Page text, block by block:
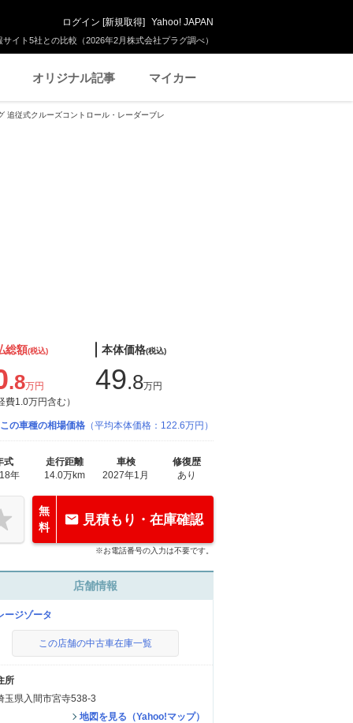
イト5社との比較（2026年2月株式会社プラグ調べ）
ログイン [新規取得] Yahoo! JAPAN
オリジナル記事 マイカー
追従式クルーズコントロール・レーダーブレ
総額(税込)
.8万円
費1.0万円含む）
本体価格(税込)
49.8万円
この車種の相場価格 （平均本体価格：122.6万円）
式
年
走行距離
14.0万km
車検
2027年1月
修復歴
あり
無
料
見積もり・在庫確認
※お電話番号の入力は不要です。
店舗情報
ージゾータ
この店舗の中古車在庫一覧
所
玉県入間市宮寺538-3
地図を見る（Yahoo!マップ）